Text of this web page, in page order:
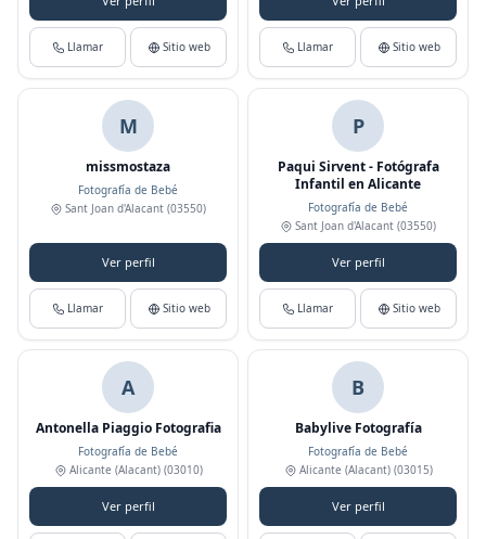
Llamar Sitio web Llamar Sitio web
M
missmostaza
Fotografía de Bebé
Sant Joan d'Alacant (03550)
Ver perfil
Llamar Sitio web
P
Paqui Sirvent - Fotógrafa
Infantil en Alicante
Fotografía de Bebé
Sant Joan d'Alacant (03550)
Ver perfil
Llamar Sitio web
A
Antonella Piaggio Fotografia
Fotografía de Bebé
Alicante (Alacant)(03010)
Ver perfil
B
Babylive Fotografía
Fotografía de Bebé
Alicante (Alacant)(03015)
Ver perfil